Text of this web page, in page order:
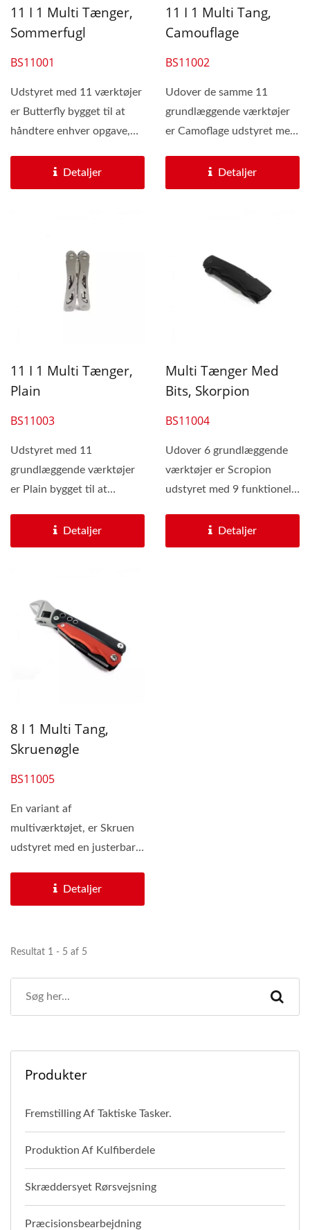
11 I 1 Multi Tænger,
Sommerfugl
BS11001
Udstyret med 11 værktøjer
er Butterfly bygget til at
håndtere enhver opgave,
Detaljer
11 I 1 Multi Tang,
Camouflage
BS11002
Udover de samme 11
grundlæggende værktøjer
er Camoflage udstyret med
camoflage...Detaljer
11 I 1 Multi Tænger,
Plain
BS11003
Udstyret med 11
grundlæggende værktøjer
er Plain bygget til at
Detaljer
Multi Tænger Med
Bits, Skorpion
BS11004
Udover 6 grundlæggende
værktøjer er Scropion
udstyret med 9 funktionelle
Detaljer
8 I 1 Multi Tang,
Skruenøgle
BS11005
En variant af
multiværktøjet, er Skruen
udstyret med en justerbar
Detaljer
Resultat 1 - 5 af 5
Produkter
Fremstilling Af Taktiske Tasker.
Produktion Af Kulfiberdele
Skræddersyet Rørsvejsning
Præcisionsbearbejdning